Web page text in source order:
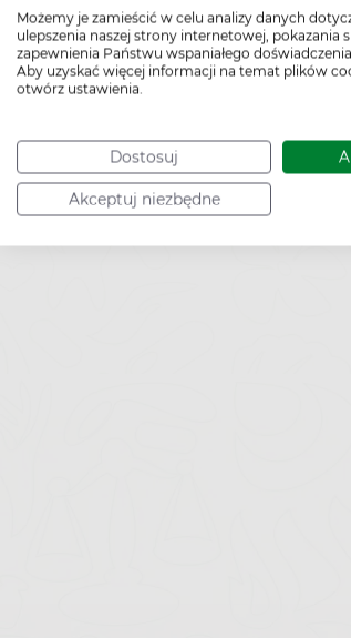
Możemy je zamieścić w celu analizy danych
ulepszenia naszej strony internetowej, pokazania
zapewnienia Państwu wspaniałego
Aby uzyskać więcej informacji na temat plików
otwórz ustawienia.
Dostosuj
Akceptuj niezbędne